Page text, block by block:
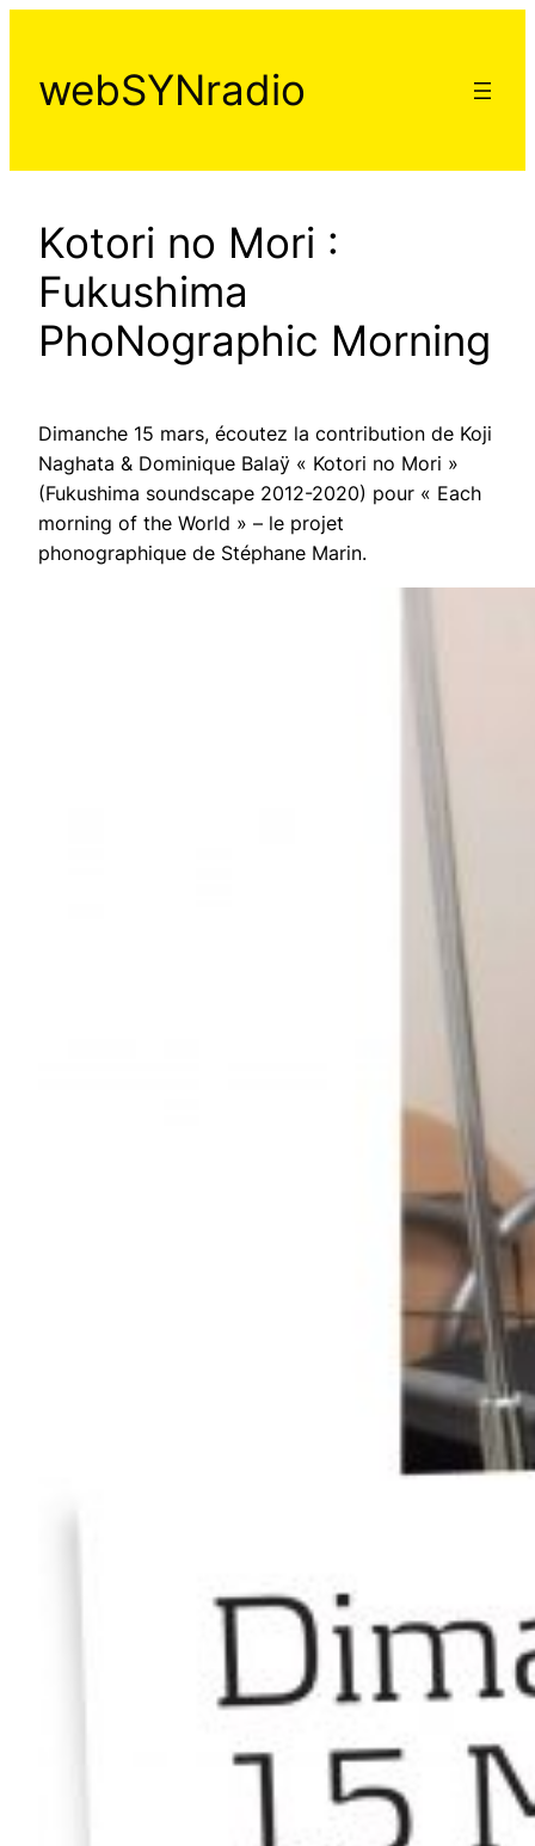
contenu
webSYNradio
Kotori no Mori :
Fukushima
PhoNographic Morning
Dimanche 15 mars, écoutez la contribution de Koji
Naghata & Dominique Balaÿ « Kotori no Mori »
(Fukushima soundscape 2012-2020) pour « Each
morning of the World » – le projet
phonographique de Stéphane Marin.